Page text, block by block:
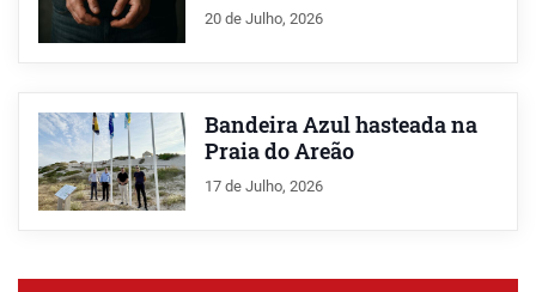
20 de Julho, 2026
Bandeira Azul hasteada na
Praia do Areão
17 de Julho, 2026